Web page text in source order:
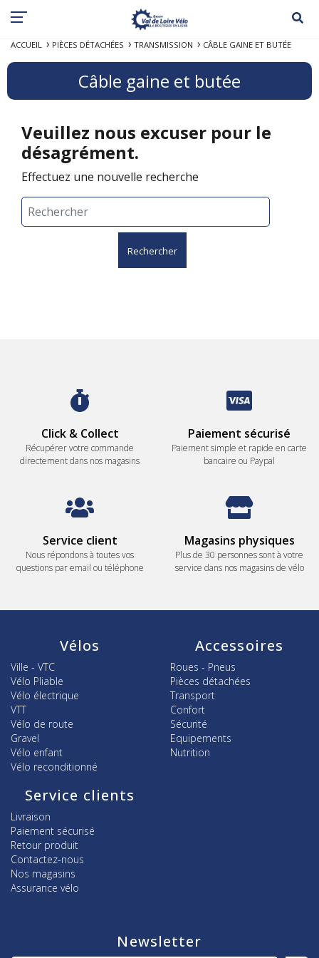
ACCUEIL PIÈCES DÉTACHÉES TRANSMISSION CÂBLE GAINE ET BUTÉE
Câble gaine et butée
Veuillez nous excuser pour le
désagrément.
Effectuez une nouvelle recherche
Rechercher
Click & Collect
Récupérer votre commande
directement dans nos magasins
Paiement sécurisé
Paiement simple et rapide en carte
bancaire ou Paypal
Service client
Nous répondons à toutes vos
questions par email ou téléphone
Magasins physiques
Plus de 30 personnes sont à votre
service dans nos magasins de vélo
Vélos
Ville - VTC
Vélo Pliable
Vélo électrique
VTT
Vélo de route
Gravel
Vélo enfant
Vélo reconditionné
Accessoires
Roues - Pneus
Pièces détachées
Transport
Confort
Sécurité
Equipements
Nutrition
Service clients
Livraison
Paiement sécurisé
Retour produit
Contactez-nous
Nos magasins
Assurance vélo
Newsletter